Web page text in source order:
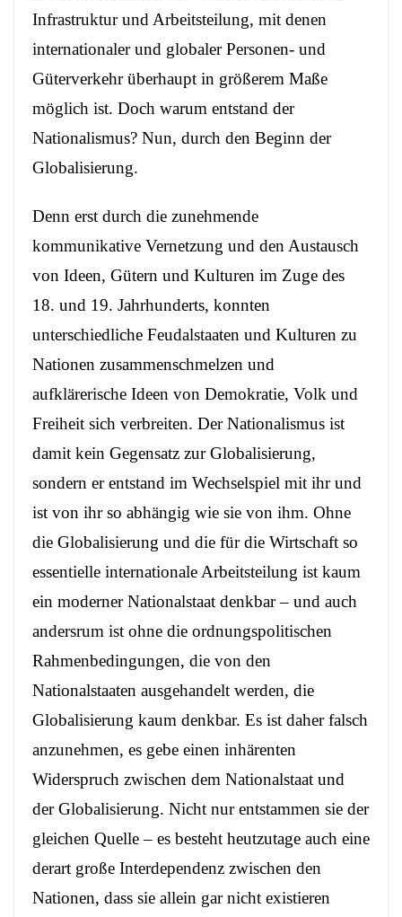
Infrastruktur und Arbeitsteilung, mit denen
internationaler und globaler Personen- und
Güterverkehr überhaupt in größerem Maße
möglich ist. Doch warum entstand der
Nationalismus? Nun, durch den Beginn der
Globalisierung.
Denn erst durch die zunehmende
kommunikative Vernetzung und den Austausch
von Ideen, Gütern und Kulturen im Zuge des
18. und 19. Jahrhunderts, konnten
unterschiedliche Feudalstaaten und Kulturen zu
Nationen zusammenschmelzen und
aufklärerische Ideen von Demokratie, Volk und
Freiheit sich verbreiten. Der Nationalismus ist
damit kein Gegensatz zur Globalisierung,
sondern er entstand im Wechselspiel mit ihr und
ist von ihr so abhängig wie sie von ihm. Ohne
die Globalisierung und die für die Wirtschaft so
essentielle internationale Arbeitsteilung ist kaum
ein moderner Nationalstaat denkbar – und auch
andersrum ist ohne die ordnungspolitischen
Rahmenbedingungen, die von den
Nationalstaaten ausgehandelt werden, die
Globalisierung kaum denkbar. Es ist daher falsch
anzunehmen, es gebe einen inhärenten
Widerspruch zwischen dem Nationalstaat und
der Globalisierung. Nicht nur entstammen sie der
gleichen Quelle – es besteht heutzutage auch eine
derart große Interdependenz zwischen den
Nationen, dass sie allein gar nicht existieren